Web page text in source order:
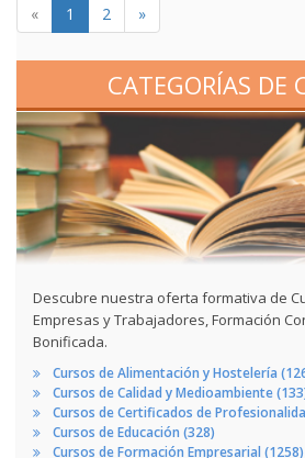
« 1 2 »
CATEGORÍAS DE
Descubre nuestra oferta formativa de
Empresas y Trabajadores, Formación
Bonificada.
Cursos de Alimentación y Hostelería
Cursos de Calidad y Medioambiente
Cursos de Certificados de
Cursos de Educación (328)
Cursos de Formación Empresarial (1258)